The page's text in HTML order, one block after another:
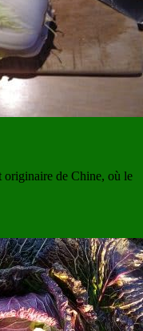
originaire de Chine, où le